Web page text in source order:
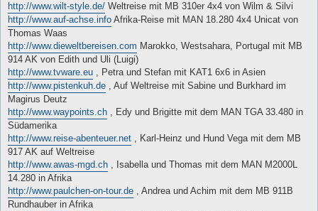
http://www.wilt-style.de/ Weltreise mit MB 310er 4x4 von Wilm & Silvi
http://www.auf-achse.info Afrika-Reise mit MAN 18.280 4x4 Unicat von
Thomas Waas
http://www.dieweltbereisen.com Marokko, Westsahara, Portugal mit MB
914 AK von Edith und Uli (Luigi)
http://www.tvware.eu , Petra und Stefan mit KAT1 6x6 in Asien
http://www.pistenkuh.de , Auf Weltreise mit Sabine und Burkhard im
Magirus Deutz
http://www.waypoints.ch , Edy und Brigitte mit dem MAN TGA 33.480 in
Südamerika
http://www.reise-abenteuer.net , Karl-Heinz und Hund Vega mit dem MB
917 AK auf Weltreise
http://www.awas-mgd.ch , Isabella und Thomas mit dem MAN M2000L
14.280 in Afrika
http://www.paulchen-on-tour.de , Andrea und Achim mit dem MB 911B
Rundhauber in Afrika